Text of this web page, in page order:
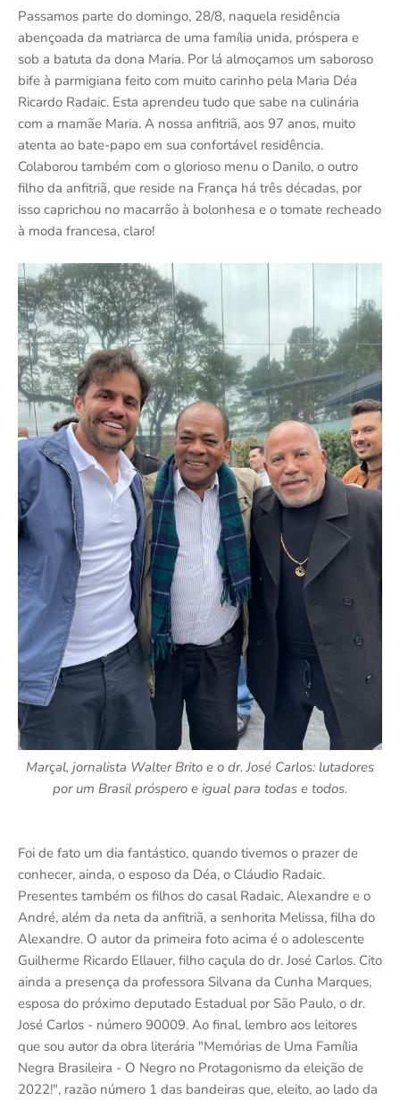
Passamos parte do domingo, 28/8, naquela residência
abençoada da matriarca de uma família unida, próspera e
sob a batuta da dona Maria. Por lá almoçamos um saboroso
bife à parmigiana feito com muito carinho pela Maria Déa
Ricardo Radaic. Esta aprendeu tudo que sabe na culinária
com a mamãe Maria. A nossa anfitriã, aos 97 anos, muito
atenta ao bate-papo em sua confortável residência.
Colaborou também com o glorioso menu o Danilo, o outro
filho da anfitriã, que reside na França há três décadas, por
isso caprichou no macarrão à bolonhesa e o tomate recheado
à moda francesa, claro!
Marçal, jornalista Walter Brito e o dr. José Carlos: lutadores
por um Brasil próspero e igual para todas e todos.
Foi de fato um dia fantástico, quando tivemos o prazer de
conhecer, ainda, o esposo da Déa, o Cláudio Radaic.
Presentes também os filhos do casal Radaic, Alexandre e o
André, além da neta da anfitriã, a senhorita Melissa, filha do
Alexandre. O autor da primeira foto acima é o adolescente
Guilherme Ricardo Ellauer, filho caçula do dr. José Carlos. Cito
ainda a presença da professora Silvana da Cunha Marques,
esposa do próximo deputado Estadual por São Paulo, o dr.
José Carlos - número 90009. Ao final, lembro aos leitores
que sou autor da obra literária "Memórias de Uma Família
Negra Brasileira - O Negro no Protagonismo da eleição de
2022!", razão número 1 das bandeiras que, eleito, ao lado da